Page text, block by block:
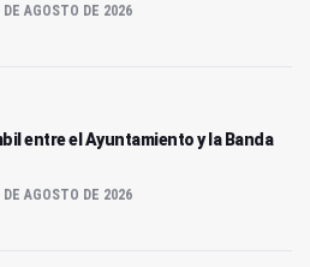
AGOSTO DE 2026
entre el Ayuntamiento y la Banda
AGOSTO DE 2026